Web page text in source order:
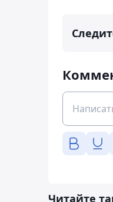
Читайте